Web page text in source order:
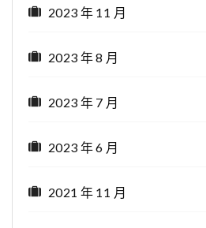
2023 年 11 月
2023 年 8 月
2023 年 7 月
2023 年 6 月
2021 年 11 月